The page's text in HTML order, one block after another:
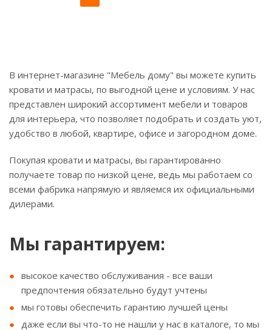
В интернет-магазине "Мебель дому" вы можете купить
кровати и матрасы, по выгодной цене и условиям. У нас
представлен широкий ассортимент мебели и товаров
для интерьера, что позволяет подобрать и создать уют,
удобство в любой, квартире, офисе и загородном доме.
Покупая кровати и матрасы, вы гарантированно
получаете товар по низкой цене, ведь мы работаем со
всеми фабрика напрямую и являемся их официальными
дилерами.
Мы гарантируем:
высокое качество обслуживания - все ваши
предпочтения обязательно будут учтены
мы готовы обеспечить гарантию лучшей цены
даже если вы что-то не нашли у нас в каталоге, то мы